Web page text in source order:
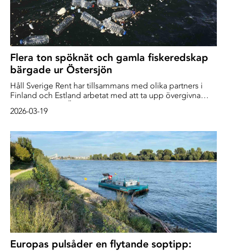
Flera ton spöknät och gamla fiskeredskap
bärgade ur Östersjön
Håll Sverige Rent har tillsammans med olika partners i
Finland och Estland arbetat med att ta upp övergivna
kunskap om problemet med bland annat spöknät till
pågått har man plockat upp nästan 9000 meter spöknät
och över två ton förlorad fiskeutrustning ur havet.
2026-03-19
Europas pulsåder en flytande soptipp: